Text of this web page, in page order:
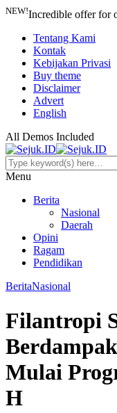
NEW!Incredible offer for
Tentang Kami
Kontak
Kebijakan Privasi
Buy theme
Disclaimer
Advert
English
All Demos Included
Menu
Berita
Nasional
Daerah
Opini
Ragam
Pendidikan
BeritaNasional
Filantropi
Mulai
H